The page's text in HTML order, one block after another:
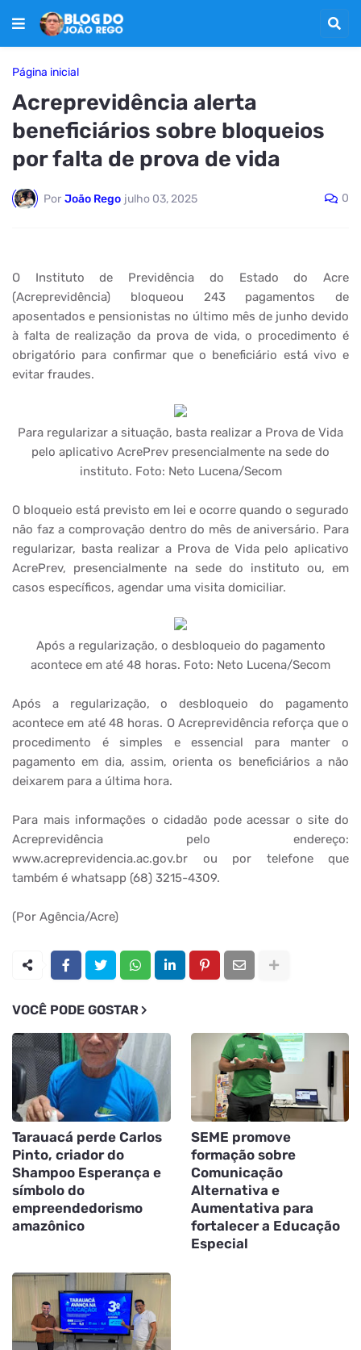
Página inicial
Acreprevidência alerta
beneficiários sobre bloqueios
por falta de prova de vida
Por João Rego julho 03, 2025 0
O Instituto de Previdência do Estado do Acre
(Acreprevidência) bloqueou 243 pagamentos de
aposentados e pensionistas no último mês de junho devido
à falta de realização da prova de vida, o procedimento é
obrigatório para confirmar que o beneficiário está vivo e
evitar fraudes.
Para regularizar a situação, basta realizar a Prova de Vida
pelo aplicativo AcrePrev presencialmente na sede do
instituto. Foto: Neto Lucena/Secom
O bloqueio está previsto em lei e ocorre quando o segurado
não faz a comprovação dentro do mês de aniversário. Para
regularizar, basta realizar a Prova de Vida pelo aplicativo
AcrePrev, presencialmente na sede do instituto ou, em
casos específicos, agendar uma visita domiciliar.
Após a regularização, o desbloqueio do pagamento
acontece em até 48 horas. Foto: Neto Lucena/Secom
Após a regularização, o desbloqueio do pagamento
acontece em até 48 horas. O Acreprevidência reforça que o
procedimento é simples e essencial para manter o
pagamento em dia, assim, orienta os beneficiários a não
deixarem para a última hora.
Para mais informações o cidadão pode acessar o site do
Acreprevidência pelo endereço:
www.acreprevidencia.ac.gov.br ou por telefone que
também é whatsapp (68) 3215-4309.
(Por Agência/Acre)
VOCÊ PODE GOSTAR
Tarauacá perde Carlos
Pinto, criador do
Shampoo Esperança e
símbolo do
empreendedorismo
amazônico
SEME promove
formação sobre
Comunicação
Alternativa e
Aumentativa para
fortalecer a Educação
Especial